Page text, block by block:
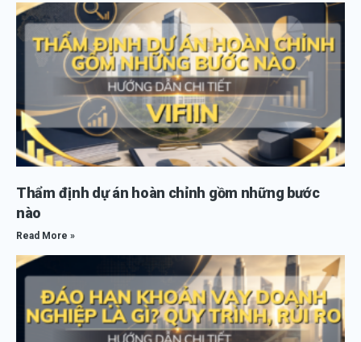
Thẩm định dự án hoàn chỉnh gồm những bước
nào
Read More »